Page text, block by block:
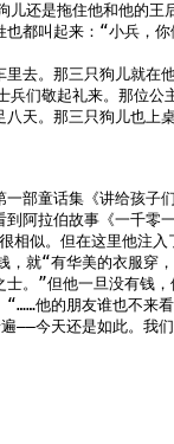
还是拖住他和他的王
都叫起来：“小兵，
去。那三只狗儿就在
兵们敬起礼来。那位公
天。那三只狗儿也上
部童话集《讲给孩子
阿拉伯故事《一千零
相似。但在这里他注入
，就“有华美的衣服穿
。”但他一旦没有钱
“……他的朋友谁也不来
——今天还是如此。我